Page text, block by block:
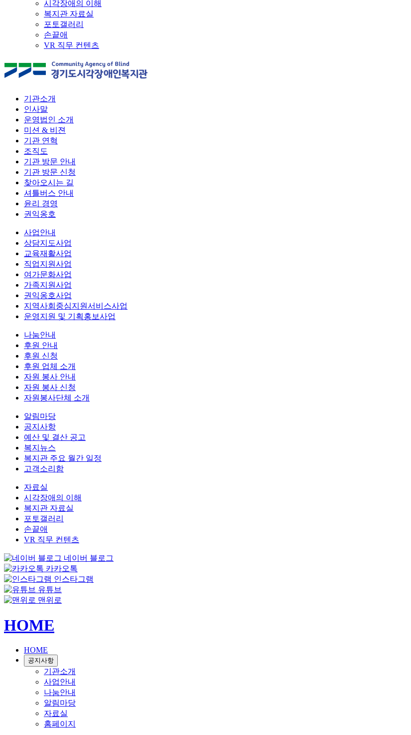
시각장애의 이해
복지관 자료실
포토갤러리
손끝애
VR 직무 컨텐츠
기관소개
인사말
운영법인 소개
미션 & 비젼
기관 연혁
조직도
기관 방문 안내
기관 방문 신청
찾아오시는 길
셔틀버스 안내
윤리 경영
권익옹호
사업안내
상담지도사업
교육재활사업
직업지원사업
여가문화사업
가족지원사업
권익옹호사업
지역사회중심지원서비스사업
운영지원 및 기획홍보사업
나눔안내
후원 안내
후원 신청
후원 업체 소개
자원 봉사 안내
자원 봉사 신청
자원봉사단체 소개
알림마당
공지사항
예산 및 결산 공고
복지뉴스
복지관 주요 월간 일정
고객소리함
자료실
시각장애의 이해
복지관 자료실
포토갤러리
손끝애
VR 직무 컨텐츠
네이버 블로그
카카오톡
인스타그램
유튜브
맨위로
HOME
HOME
공지사항
기관소개
사업안내
나눔안내
알림마당
자료실
홈페이지